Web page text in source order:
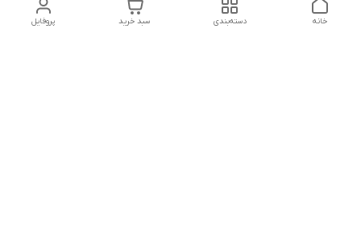
پروفایل سبد خرید دسته‌بندی خانه